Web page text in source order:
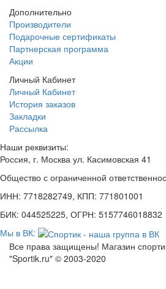
Дополнительно
Производители
Подарочные сертификаты
Партнерская программа
Акции
Личный Кабинет
Личный Кабинет
История заказов
Закладки
Рассылка
Наши реквизиты:
Россия, г. Москва ул. Касимовская 41
Общество с ограниченной
ИНН: 7718282749, КПП: 771801001
БИК: 044525225, ОГРН: 5157746018832
Мы в ВК:
Все права защищены! Магазин
"Sportik.ru" © 2003-2020